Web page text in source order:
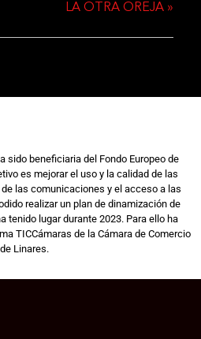
LA OTRA OREJA »
sido beneficiaria del Fondo Europeo de
es mejorar el uso y la calidad de las
las comunicaciones y el acceso a las
realizar un plan de dinamización de
tenido lugar durante 2023. Para ello ha
TICCámaras de la Cámara de Comercio
de Linares.